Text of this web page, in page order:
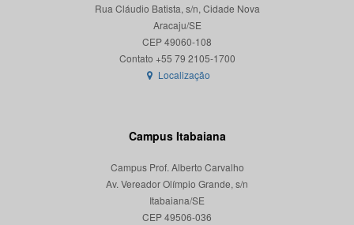
Rua Cláudio Batista, s/n, Cidade Nova
Aracaju/SE
CEP 49060-108
Localização
Campus Itabaiana
Campus Prof. Alberto Carvalho
Av. Vereador Olímpio Grande, s/n
Itabaiana/SE
CEP 49506-036